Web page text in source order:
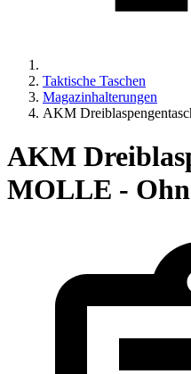
Taktische Taschen
Magazinhalterungen
AKM
AKM
MOLLE -